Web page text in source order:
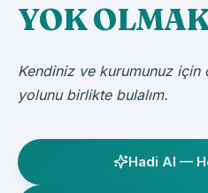
YOK
Kendiniz ve kurumunuz için
yolunu birlikte bulalım.
Hadi AI —